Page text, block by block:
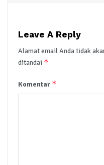
Leave A Reply
Alamat email Anda tidak
ditandai *
Komentar *